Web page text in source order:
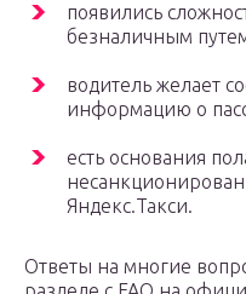
появились
безналичным
водитель желает
информацию о
есть основания
Яндекс.Такси.
Ответы на многие